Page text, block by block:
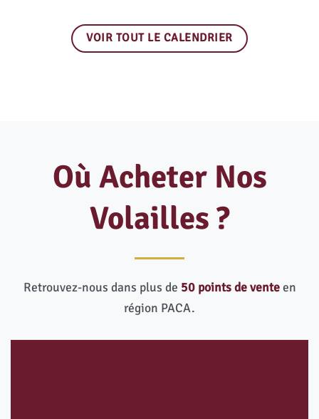
VOIR TOUT LE CALENDRIER
Où Acheter Nos
Volailles ?
Retrouvez-nous dans plus de 50 points de venteen
région PACA.